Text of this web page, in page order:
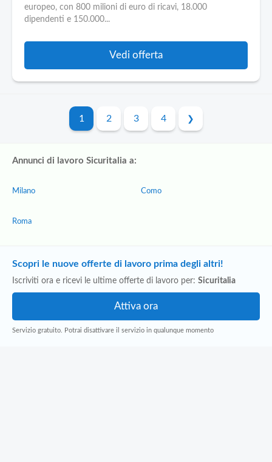
europeo, con 800 milioni di euro di ricavi, 18.000
dipendenti e 150.000...
Vedi offerta
1 2 3 4
Annunci di lavoro Sicuritalia a:
Milano
Roma
Como
Scopri le nuove offerte di lavoro prima degli altri!
Iscriviti ora e ricevi le ultime offerte di lavoro per: Sicuritalia
Servizio gratuito. Potrai disattivare il servizio in qualunque momento